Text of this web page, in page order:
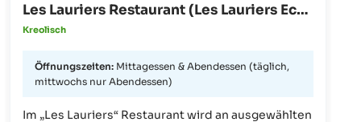
Les Lauriers Restaurant (Les Lauriers Eco Hotel)
Kreolisch
Öffnungszeiten: Mittagessen & Abendessen (täglich,
mittwochs nur Abendessen)
Im „Les Lauriers“ Restaurant wird an ausgewählten